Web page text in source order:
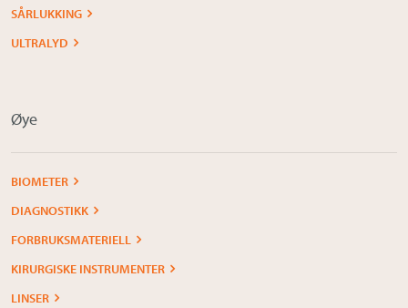
SÅRLUKKING
ULTRALYD
Øye
BIOMETER
DIAGNOSTIKK
FORBRUKSMATERIELL
KIRURGISKE INSTRUMENTER
LINSER